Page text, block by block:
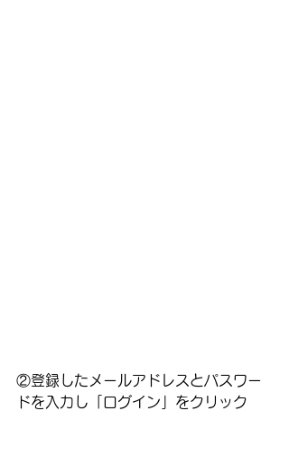
②登録したメールアドレスとパスワー
ドを入力し「ログイン」をクリック